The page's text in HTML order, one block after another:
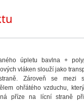
úpletu bavlna +
vláken slouží jako
Zároveň se mezi
ohřátého vzduchu,
příze na lícní straně